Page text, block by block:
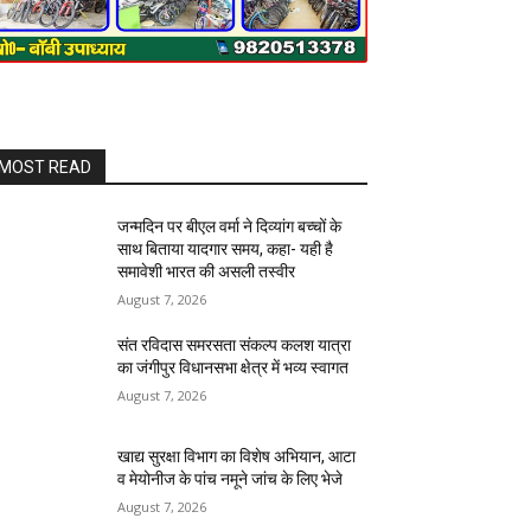
READ
जन्मदिन पर बीएल वर्मा ने दिव्यांग बच्चों के
साथ बिताया यादगार समय, कहा- यही है
समावेशी भारत की असली तस्वीर
August 7, 2026
संत रविदास समरसता संकल्प कलश यात्रा
का जंगीपुर विधानसभा क्षेत्र में भव्य स्वागत
August 7, 2026
खाद्य सुरक्षा विभाग का विशेष अभियान, आटा
व मेयोनीज के पांच नमूने जांच के लिए भेजे
August 7, 2026